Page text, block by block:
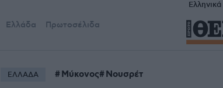
Ελληνικά
Ελλάδα Πρωτοσέλιδα
ΕΛΛΑΔΑ Μύκονος Νουσρέτ